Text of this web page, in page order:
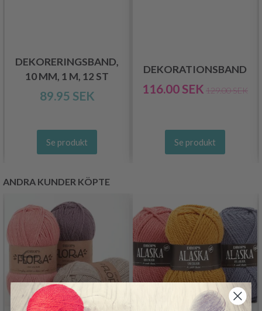
DEKORERINGSBAND,
10 MM, 1 M, 12 ST
89.95 SEK
Se produkt
DEKORATIONSBAND
116.00 SEK 129.00 SEK
Se produkt
ANDRA KUNDER KÖPTE